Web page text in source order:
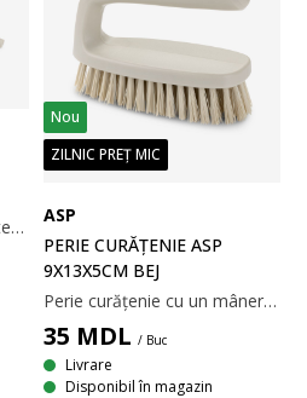
Perie de vase cu peri rezistenți pentru o spălare eficientă. Mânerul lung este ideal pentru a ajunge în oalele sau paharele adânci. Se vinde individual, în culori variate. 4x26x5 cm
Nou
ZILNIC PREȚ MIC
ASP
PERIE CURĂȚENIE ASP
9X13X5CM BEJ
Perie curățenie cu un mâner conceput pentru o prindere confortabilă și sigură. Perii săi rigizi o fac ideală pentru a face față unei game largi de sarcini de curățare. l9 x L13 x H5 cm
35 MDL / Buc
Livrare
Disponibil în magazin